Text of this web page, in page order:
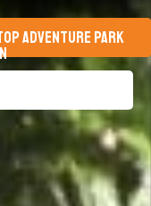
ADVENTURE PARK